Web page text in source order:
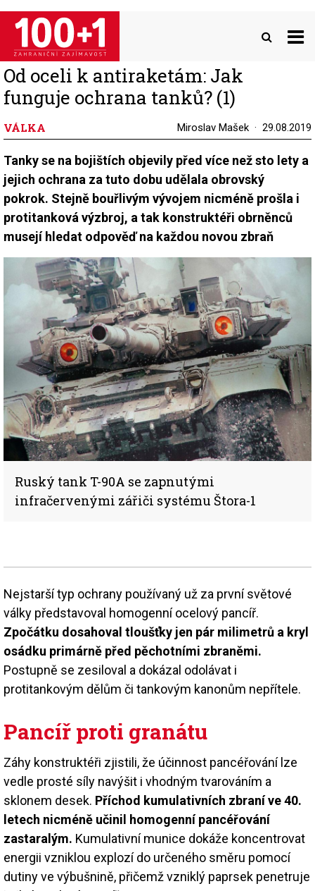
Přejít
hlavnímu
obsahu
Od oceli k antiraketám: Jak
funguje ochrana tanků? (1)
VÁLKA Miroslav Mašek 29.08.2019
Tanky se na bojištích objevily před více než sto lety a
jejich ochrana za tuto dobu udělala obrovský
pokrok. Stejně bouřlivým vývojem nicméně prošla i
protitanková výzbroj, a tak konstruktéři obrněnců
musejí hledat odpověď na každou novou zbraň
Ruský tank T-90A se zapnutými
infračervenými zářiči systému Štora-1
Nejstarší typ ochrany používaný už za první světové
války představoval homogenní ocelový pancíř.
Zpočátku dosahoval tloušťky jen pár milimetrů a kryl
osádku primárně před pěchotními zbraněmi.
Postupně se zesiloval a dokázal odolávat i
protitankovým dělům či tankovým kanonům nepřítele.
Pancíř proti granátu
Záhy konstruktéři zjistili, že účinnost pancéřování lze
vedle prosté síly navýšit i vhodným tvarováním a
sklonem desek. Příchod kumulativních zbraní ve 40.
letech nicméně učinil homogenní pancéřování
zastaralým. Kumulativní munice dokáže koncentrovat
energii vzniklou explozí do určeného směru pomocí
dutiny ve výbušnině, přičemž vzniklý paprsek penetruje